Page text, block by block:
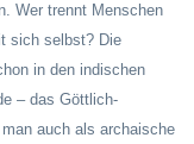
Wer trennt Menschen
sich selbst? Die
in den indischen
– das Göttlich-
auch als archaische